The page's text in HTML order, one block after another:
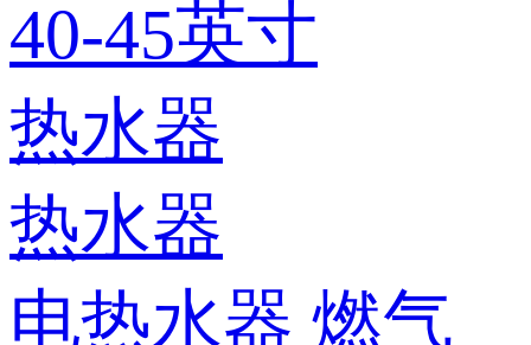
40-45英寸
热水器
热水器
电热水器 燃气